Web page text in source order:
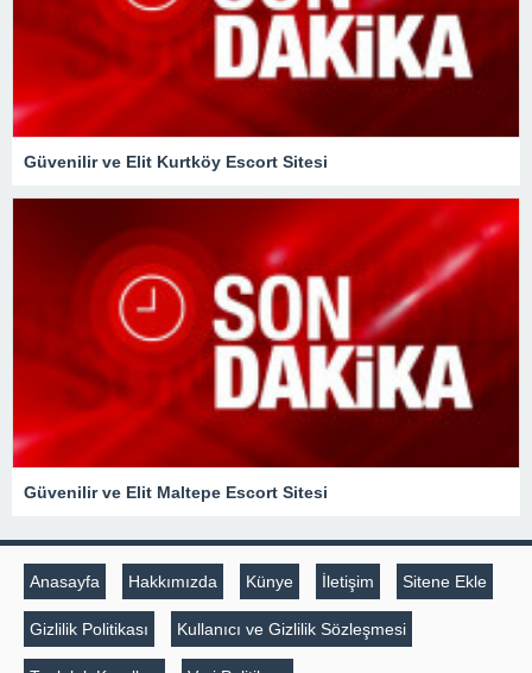
Güvenilir ve Elit Kurtköy Escort Sitesi
Güvenilir ve Elit Maltepe Escort Sitesi
Anasayfa Hakkımızda Künye İletişim Sitene Ekle
Gizlilik Politikası Kullanıcı ve Gizlilik Sözleşmesi